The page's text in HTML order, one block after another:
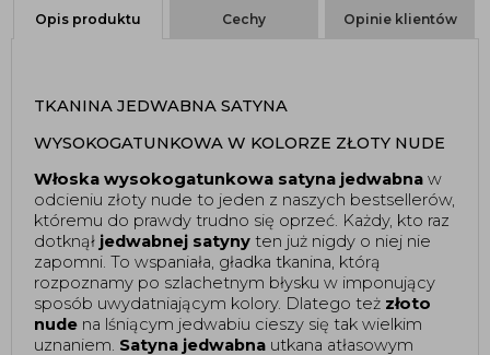
Opis produktu Cechy Opinie klientów
TKANINA JEDWABNA SATYNA
WYSOKOGATUNKOWA W KOLORZE ZŁOTY NUDE
Włoska wysokogatunkowa satyna jedwabna w
odcieniu złoty nude to jeden z naszych bestsellerów,
któremu do prawdy trudno się oprzeć. Każdy, kto raz
dotknął jedwabnej satyny ten już nigdy o niej nie
zapomni. To wspaniała, gładka tkanina, którą
rozpoznamy po szlachetnym błysku w imponujący
sposób uwydatniającym kolory. Dlatego też złoto
nude na lśniącym jedwabiu cieszy się tak wielkim
uznaniem. Satyna jedwabna utkana atłasowym